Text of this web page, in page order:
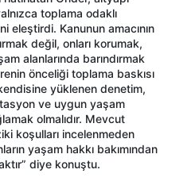
toplama odaklı
eleştirdi. Kanunun amacının
değil, onları korumak,
alanlarında barındırmak
önceliği toplama baskısı
yüklenen denetim,
ve uygun yaşam
olmalıdır. Mevcut
koşulları incelenmeden
yaşam hakkı bakımından
diye konuştu.